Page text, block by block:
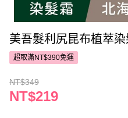
美吾髮利尻昆布植萃
超取滿NT$390免運
NT$349
NT$219